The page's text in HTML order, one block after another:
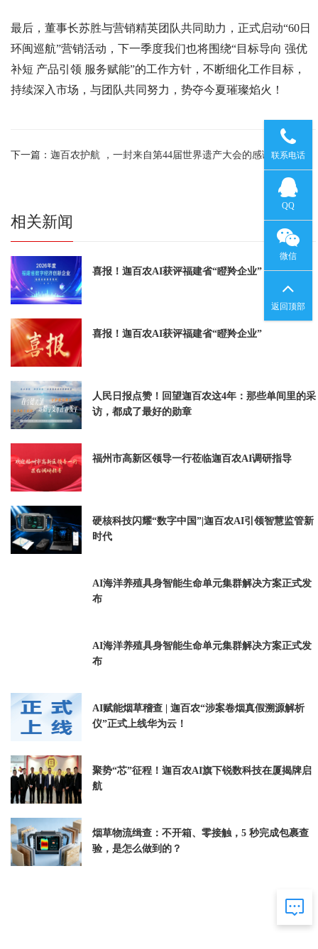
最后，董事长苏胜与营销精英团队共同助力，正式启动“60日
环闽巡航”营销活动，下一季度我们也将围绕“目标导向 强优
补短 产品引领 服务赋能”的工作方针，不断细化工作目标，
持续深入市场，与团队共同努力，势夺今夏璀璨焰火！
下一篇： 迦百农护航 ，一封来自第44届世界遗产大会的感谢信
相关新闻
喜报！迦百农AI获评福建省“瞪羚企业”
喜报！迦百农AI获评福建省“瞪羚企业”
人民日报点赞！回望迦百农这4年：那些单间里的采
访，都成了最好的勋章
福州市高新区领导一行莅临迦百农AI调研指导
硬核科技闪耀“数字中国”|迦百农AI引领智慧监管新
时代
AI海洋养殖具身智能生命单元集群解决方案正式发
布
AI海洋养殖具身智能生命单元集群解决方案正式发
布
AI赋能烟草稽查 | 迦百农“涉案卷烟真假溯源解析
仪”正式上线华为云！
聚势“芯”征程！迦百农AI旗下锐数科技在厦揭牌启
航
烟草物流缉查：不开箱、零接触，5 秒完成包裹查
验，是怎么做到的？
联系电话
QQ
微信
返回顶部